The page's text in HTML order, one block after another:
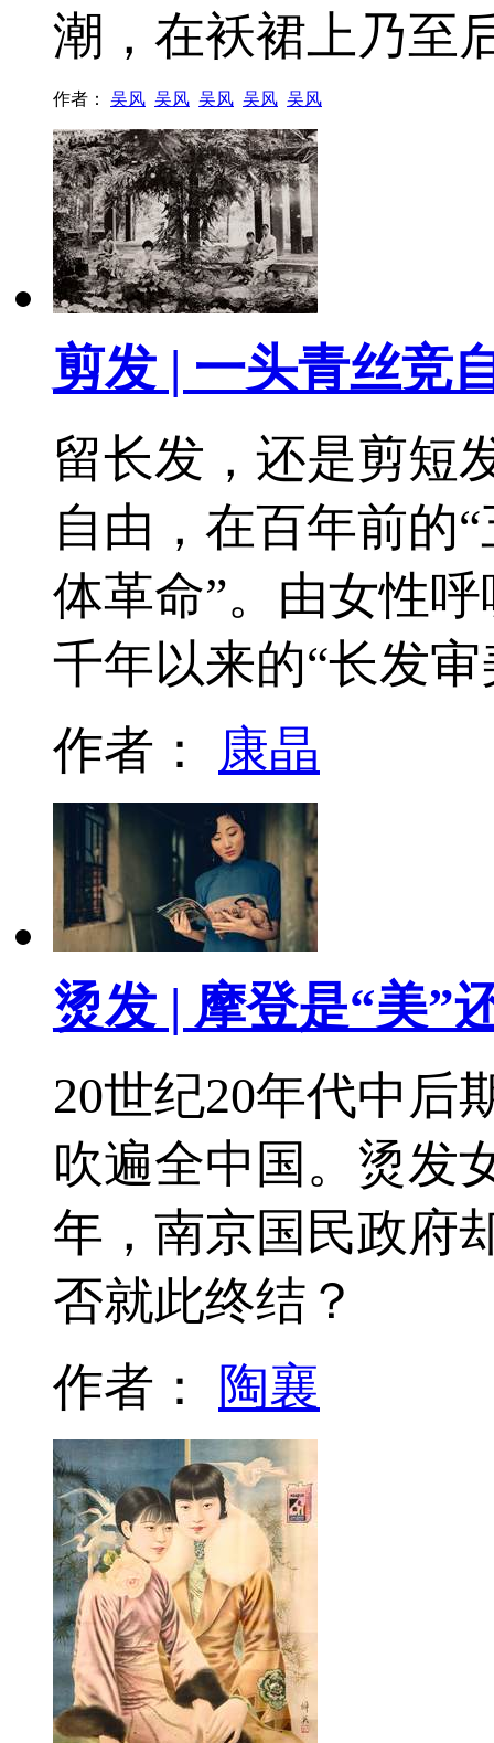
潮，在袄裙上乃至
作者： 吴风 吴风 吴风 吴风 吴风
剪发 | 一头青丝竞
留长发，还是剪短
自由，在百年前的
体革命”。由女性
千年以来的“长发
作者： 康晶
烫发 | 摩登是“美”
20世纪20年代中后
吹遍全中国。烫发
年，南京国民政府
否就此终结？
作者： 陶襄